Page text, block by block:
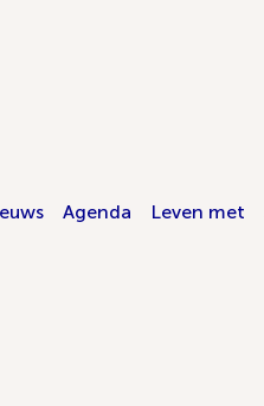
Agenda Leven met